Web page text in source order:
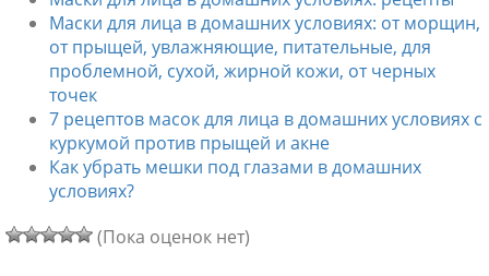
Маски для лица в домашних условиях: от морщин,
от прыщей, увлажняющие, питательные, для
проблемной, сухой, жирной кожи, от черных
точек
7 рецептов масок для лица в домашних условиях с
куркумой против прыщей и акне
Как убрать мешки под глазами в домашних
условиях?
(Пока оценок нет)